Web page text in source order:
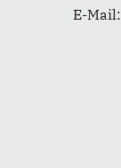
E-Mail: